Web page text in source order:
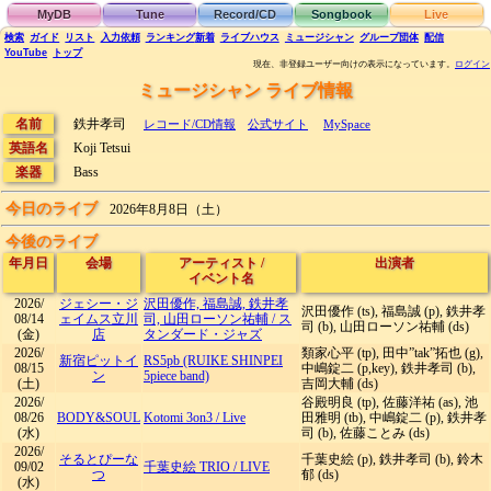
MyDB Tune Record/CD Songbook Live
検索 ガイド リスト 入力依頼 ランキング新着 ライブハウス ミュージシャン グループ団体 配信
YouTube
トップ
現在、非登録ユーザー向けの表示になっています。 ログイン
ミュージシャン ライブ情報
名前 鉄井孝司 レコード/CD情報 公式サイト MySpace
英語名
Koji Tetsui
楽器
Bass
今日のライブ 2026年8月8日（土）
今後のライブ
年月日 会場 アーティスト /
イベント名
出演者
2026/
08/14
(金)
ジェシー・ジ
ェイムス立川
店
沢田優作, 福島誠, 鉄井孝
司, 山田ローソン祐輔 / ス
タンダード・ジャズ
沢田優作 (ts), 福島誠 (p), 鉄井孝
司 (b), 山田ローソン祐輔 (ds)
2026/
08/15
(土)
新宿ピットイ
ン
RS5pb (RUIKE SHINPEI
5piece band)
類家心平 (tp), 田中”tak”拓也 (g),
中嶋錠二 (p,key), 鉄井孝司 (b),
吉岡大輔 (ds)
2026/
08/26
(水)
BODY&SOUL Kotomi 3on3 /Live
谷殿明良 (tp), 佐藤洋祐 (as), 池
田雅明 (tb), 中嶋錠二 (p), 鉄井孝
司 (b), 佐藤ことみ (ds)
2026/
09/02
(水)
そるとぴーな
つ
千葉史絵 TRIO /LIVE
千葉史絵 (p), 鉄井孝司 (b), 鈴木
郁 (ds)